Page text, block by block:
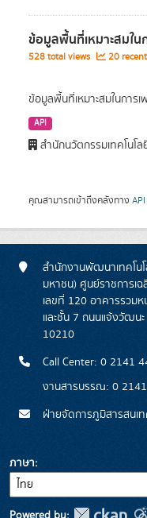
ข้อมูลพื้นที่เหมาะสมใน
528 total views 20
ข้อมูลพื้นที่เหมาะสมในการ
API
สำนักนวัตกรรมเทคโนโ
คุณสามารถเข้าถึงคลังทาง API
สำนักงานพัฒนาเทคโน
มหาชน) ศูนย์ราชการเ
เลขที่ 120 อาคารรวม
และชั้น 7 ถนนแจ้งวัฒน
10210
Call Center: 0 2141
งานสารบรรณ: 0
ฝ่ายจัดการภูมิสารสนเ
ภาษา